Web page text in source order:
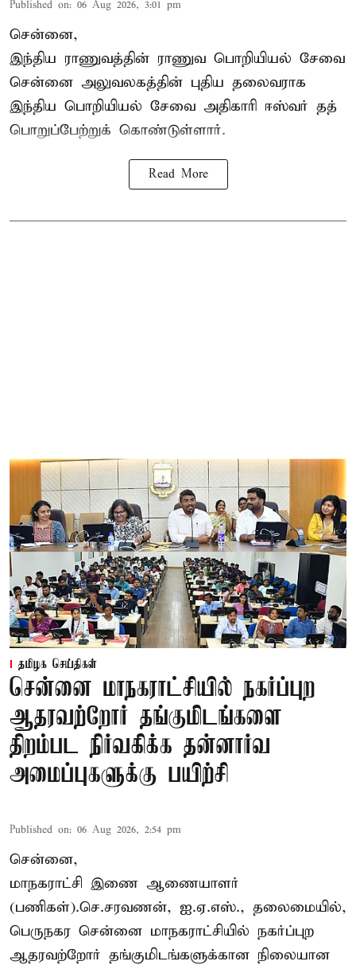
Published on: 06 Aug 2026, 3:01 pm
சென்னை,
இந்திய ராணுவத்தின் ராணுவ பொறியியல் சேவை
சென்னை அலுவலகத்தின் புதிய தலைவராக
இந்திய பொறியியல் சேவை அதிகாரி ஈஸ்வர் தத்
பொறுப்பேற்றுக் கொண்டுள்ளார்.
Read More
தமிழக செய்திகள்
சென்னை மாநகராட்சியில் நகர்ப்புற
ஆதரவற்றோர் தங்குமிடங்களை
திறம்பட நிர்வகிக்க தன்னார்வ
அமைப்புகளுக்கு பயிற்சி
Published on: 06 Aug 2026, 2:54 pm
சென்னை,
மாநகராட்சி இணை ஆணையாளர்
(பணிகள்).செ.சரவணன், ஐ.ஏ.எஸ்., தலைமையில்,
பெருநகர சென்னை மாநகராட்சியில் நகர்ப்புற
ஆதரவற்றோர் தங்குமிடங்களுக்கான நிலையான